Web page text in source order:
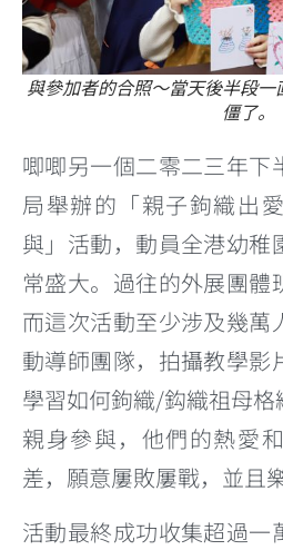
與參加者的合照～當天後半段
僵了。
唧唧另一個二零二三年下
局舉辦的「親子鉤織出
與」活動，動員全港幼稚
常盛大。過往的外展團體
而這次活動至少涉及幾萬
動導師團隊，拍攝教學影
學習如何鉤織/鈎織祖母
親身參與，他們的熱愛
差，願意屢敗屢戰，並且
活動最終成功收集超過一